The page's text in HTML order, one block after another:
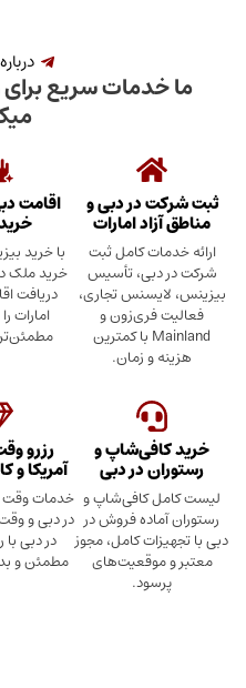
درباره دبی ساید
سریع برای ویزا و
در دبی و
امارات
کامل ثبت
تأسیس
تجاری،
و
Mainland با کمترین
اقامت دبی از طریق
خرید ملک
با خرید بیزینس آماده یا
خرید ملک در دبی، مسیر
دریافت اقامت قانونی
امارات را سریع‌تر و
مطمئن‌تر طی کنید.
و
در دبی
و
فروش در
کامل، مجوز
رزرو وقت سفارت
آمریکا و کانادا در دبی
خدمات وقت سفارت آمریکا
در دبی و وقت سفارت کانادا
در دبی با رزرو سریع،
مطمئن و بدون استرس.